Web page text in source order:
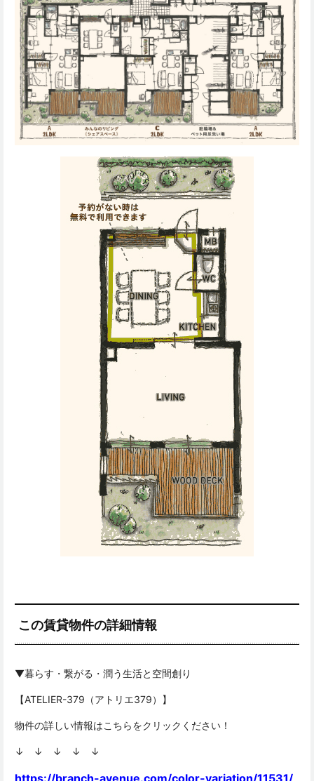
この賃貸物件の詳細情報
▼暮らす・繋がる・潤う生活と空間創り
【ATELIER-379（アトリエ379）】
物件の詳しい情報はこちらをクリックください！
↓ ↓ ↓ ↓ ↓